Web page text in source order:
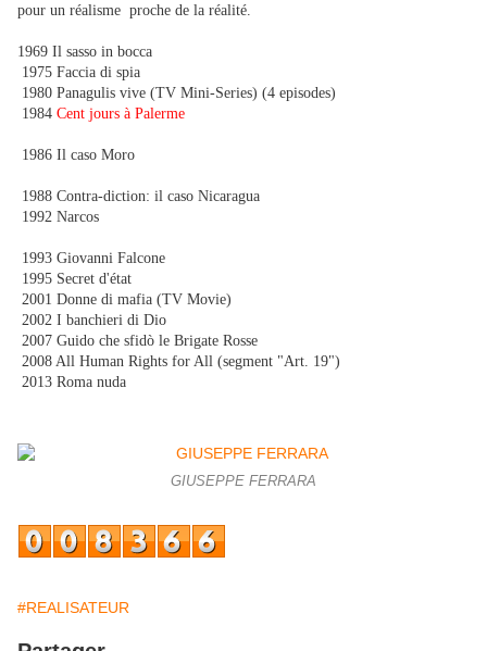
pour un réalisme proche de la réalité.
1969 Il sasso in bocca
1975 Faccia di spia
1980 Panagulis vive (TV Mini-Series) (4 episodes)
1984 Cent jours à Palerme
1986 Il caso Moro
1988 Contra-diction: il caso Nicaragua
1992 Narcos
1993 Giovanni Falcone
1995 Secret d'état
2001 Donne di mafia (TV Movie)
2002 I banchieri di Dio
2007 Guido che sfidò le Brigate Rosse
2008 All Human Rights for All (segment "Art. 19")
2013 Roma nuda
GIUSEPPE FERRARA
#REALISATEUR